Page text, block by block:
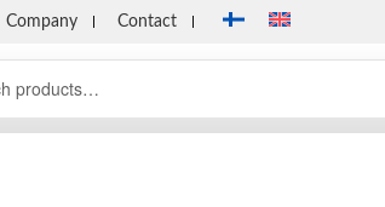
Company Contact